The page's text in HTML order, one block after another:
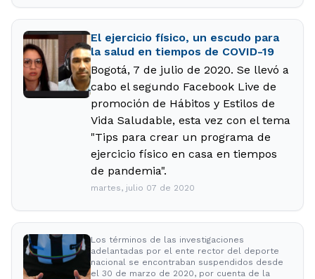
El ejercicio físico, un escudo para
la salud en tiempos de COVID-19
Bogotá, 7 de julio de 2020. Se llevó a
cabo el segundo Facebook Live de
promoción de Hábitos y Estilos de
Vida Saludable, esta vez con el tema
"Tips para crear un programa de
ejercicio físico en casa en tiempos
de pandemia".
martes, julio 07 de 2020
Los términos de las investigaciones
adelantadas por el ente rector del deporte
nacional se encontraban suspendidos desde
el 30 de marzo de 2020, por cuenta de la